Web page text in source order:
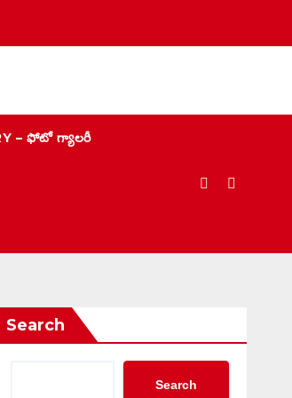
– ఫోటో గ్యాలరీ
Search
Search